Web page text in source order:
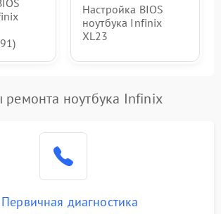
Настройка BIOS
ноутбука Infinix
XL23
ремонта ноутбука Infinix
диагностика